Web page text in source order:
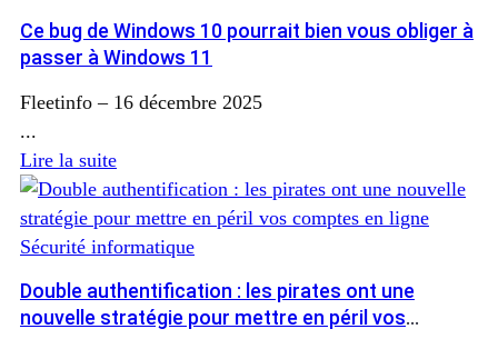
Ce bug de Windows 10 pourrait bien vous obliger à
passer à Windows 11
Fleetinfo – 16 décembre 2025
...
Lire la suite
Sécurité informatique
Double authentification : les pirates ont une
nouvelle stratégie pour mettre en péril vos